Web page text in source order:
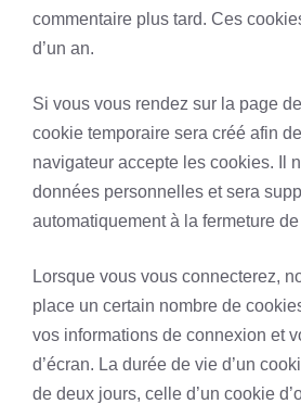
commentaire plus tard. Ces
d’un an.
Si vous vous rendez sur la page
cookie temporaire sera créé afin
navigateur accepte les cookies. Il
données personnelles et sera
automatiquement à la fermeture
Lorsque vous vous connecterez,
place un certain nombre de
vos informations de connexion et
d’écran. La durée de vie d’un
de deux jours, celle d’un cookie